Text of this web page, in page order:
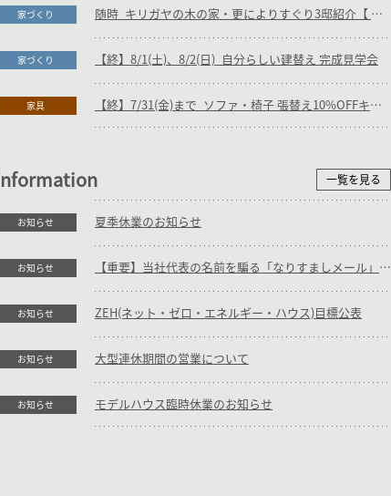
家づくり 随時_キリガヤの木の家・更によりすぐり3邸紹介【 オンラインOK 】
家づくり 【終】8/1(土)、8/2(日)_自分らしい建替え 完成見学会
家具 【終】7/31(金)まで_ソファ・椅子 張替え10%OFFキャンペーン
Information 一覧を見る
お知らせ 夏季休業のお知らせ
お知らせ 【重要】当社代表の名前を騙る「なりすましメール」に関する注意喚起とお願い
お知らせ ZEH(ネット・ゼロ・エネルギー・ハウス)目標公表
お知らせ 大型連休期間の営業について
お知らせ モデルハウス臨時休業のお知らせ